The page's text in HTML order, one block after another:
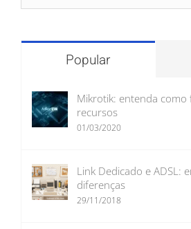
Popular
Mikrotik: entenda como
recursos
01/03/2020
Link Dedicado e ADSL:
diferenças
29/11/2018